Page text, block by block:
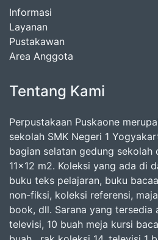
Informasi
Layanan
Pustakawan
Area Anggota
Tentang Kami
Perpustakaan Puskaone
sekolah SMK Negeri 1
bagian selatan gedung sekolah
11x12 m2. Koleksi yang ada di
buku teks pelajaran, buku
non-fiksi, koleksi referensi,
book, dll. Sarana yang tersedia
televisi, 10 buah meja kursi